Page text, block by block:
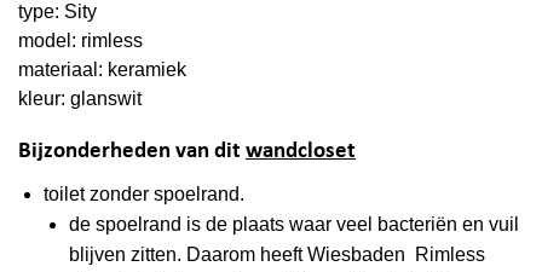
type: Sity
model: rimless
materiaal: keramiek
kleur: glanswit
Bijzonderheden van dit wandcloset
toilet zonder spoelrand.
de spoelrand is de plaats waar veel bacteriën en vuil
blijven zitten. Daarom heeft Wiesbaden Rimless